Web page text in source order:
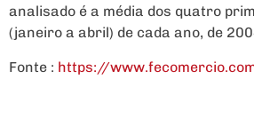
analisado é a média dos quatro
(janeiro a abril) de cada ano, de
Fonte : https://